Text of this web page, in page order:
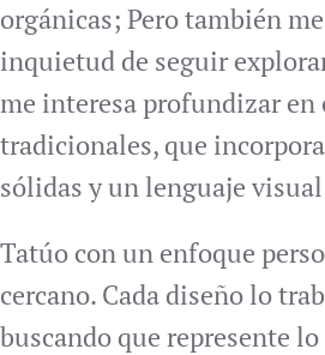
orgánicas; Pero también
inquietud de seguir
me interesa profundizar en
tradicionales, que
sólidas y un lenguaje
Tatúo con un enfoque
cercano. Cada diseño lo
buscando que represente